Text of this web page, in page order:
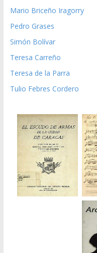
Mario Briceño Iragorry
Pedro Grases
Simón Bolívar
Teresa Carreño
Teresa de la Parra
Tulio Febres Cordero